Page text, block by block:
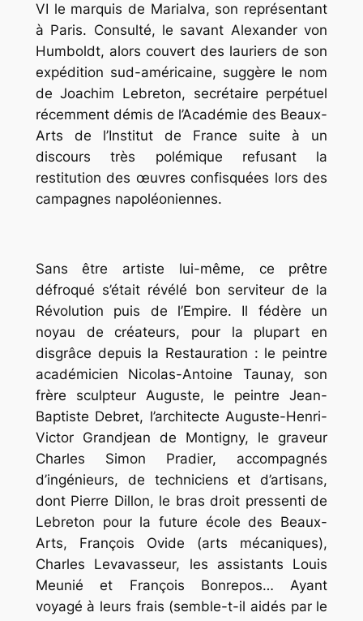
VI le marquis de Marialva, son représentant
à Paris. Consulté, le savant Alexander von
Humboldt, alors couvert des lauriers de son
expédition sud-américaine, suggère le nom
de Joachim Lebreton, secrétaire perpétuel
récemment démis de l’Académie des Beaux-
Arts de l’Institut de France suite à un
discours très polémique refusant la
restitution des œuvres confisquées lors des
campagnes napoléoniennes.
Sans être artiste lui-même, ce prêtre
défroqué s’était révélé bon serviteur de la
Révolution puis de l’Empire. Il fédère un
noyau de créateurs, pour la plupart en
disgrâce depuis la Restauration : le peintre
académicien Nicolas-Antoine Taunay, son
frère sculpteur Auguste, le peintre Jean-
Baptiste Debret, l’architecte Auguste-Henri-
Victor Grandjean de Montigny, le graveur
Charles Simon Pradier, accompagnés
d’ingénieurs, de techniciens et d’artisans,
dont Pierre Dillon, le bras droit pressenti de
Lebreton pour la future école des Beaux-
Arts, François Ovide (arts mécaniques),
Charles Levavasseur, les assistants Louis
Meunié et François Bonrepos… Ayant
voyagé à leurs frais (semble-t-il aidés par le